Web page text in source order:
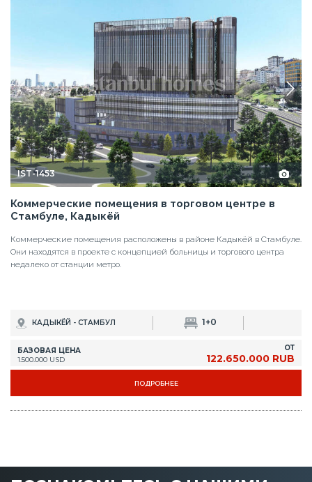
IST-1453
Коммерческие помещения в торговом центре в
Стамбуле, Кадыкёй
Коммерческие помещения расположены в районе Кадыкёй в Стамбуле.
Они находятся в проекте с концепцией больницы и торгового центра
недалеко от станции метро.
КАДЫКЁЙ - СТАМБУЛ 1+0
БАЗОВАЯ ЦЕНА
1.500.000 USD
ОТ
122.650.000 RUB
ПОДРОБНЕЕ